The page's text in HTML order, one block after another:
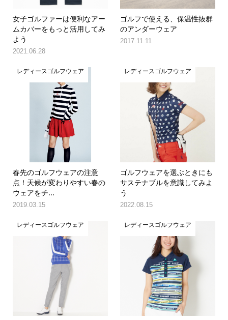
女子ゴルファーは便利なアー
ムカバーをもっと活用してみ
よう
2021.06.28
ゴルフで使える、保温性抜群
のアンダーウェア
2017.11.11
レディースゴルフウェア
春先のゴルフウェアの注意
点！天候が変わりやすい春の
ウェアをチ...
2019.03.15
レディースゴルフウェア
ゴルフウェアを選ぶときにも
サステナブルを意識してみよ
う
2022.08.15
レディースゴルフウェア レディースゴルフウェア